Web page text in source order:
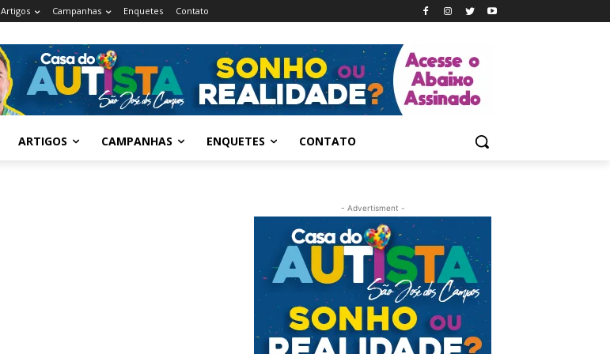
Artigos Campanhas Enquetes Contato
ARTIGOS CAMPANHAS ENQUETES CONTATO
- Advertisment -